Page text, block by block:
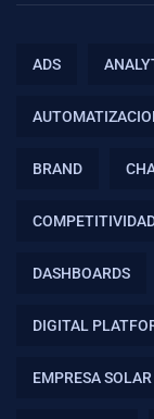
ADS
BRAND
DASHBOARDS
DIGITAL
EMPRESA SOLAR